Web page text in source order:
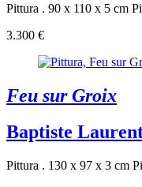
Pittura . 90 x 110 x 5 cm
3.300 €
Feu sur Groix
Baptiste
Pittura . 130 x 97 x 3 cm